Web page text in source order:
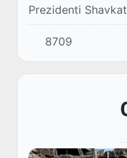
Prezidenti
Federatsiyasi
uchrashuvi boʻlib
8709